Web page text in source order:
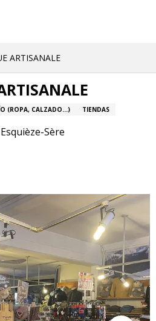
ARTISANALE
(ROPA, CALZADO...) TIENDAS
Sère
favoris